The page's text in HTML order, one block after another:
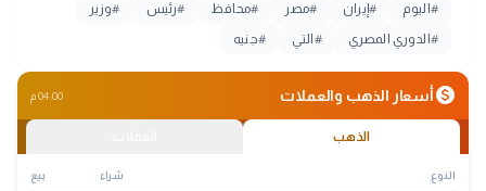
# اليوم # إيران #مصر #محافظ #رئيس #وزير
# الدوري المصري # التي #جنيه
monetization_onأسعار الذهب والعملات 04:00 م
الذهب
النوع شراء بيع